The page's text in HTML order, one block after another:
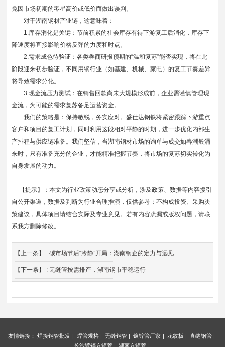
免因市场初期的零星高价或低价而做出误判。
对于湖南钢材产业链，这意味着：
1.库存消化是关键：节前积累的社会库存有待下游复工后消化，库存下
降速度将直接影响价格反弹的力度和时点。
2.需求成色待验证：各类券商研报预期的“温和复苏”能否实现，将在此
阶段迎来初步验证，不同用钢行业（如基建、机械、家电）的复工节奏差异
将导致需求分化。
3.现金流压力测试：在销售回款尚未大规模形成前，企业需谨慎管理现
金流，为可能的需求复苏备足运营资金。
我们的策略是：保持敏锐，务实应对。盛仕达钢铁将紧密跟踪下游重点
客户和项目的复工计划，同时利用这段相对平静的时期，进一步优化内部生
产排程与供应链准备。我们坚信，当湖南钢材市场的询单与成交如春潮般涌
来时，只有准备充分的企业，才能精准把握节奏，将市场的复苏切实转化为
自身发展的动力。
【提示】：本文为行业政策动态分享或分析，涉及政策、数据等内容援引
自公开渠道，数据及判断为行业合理推演，仅供参考；不构成投资、采购决
策建议，具体项目请结合实际及专业意见。若有内容疏漏或版权问题，请联
系我方删除修改。
【上一条】 :碳市场节后“冷静”开局：湖南钢企的定力与远见
【下一条】 :无缝管按需排产，湖南钢市平稳运行
友情链接：焊接钢管批发 | 焊管规格 | 无缝钢管 | 镀锌管厂家 | 花纹板 | 直缝钢管 |
长沙镀锌方矩管 | 湖南方矩管 |